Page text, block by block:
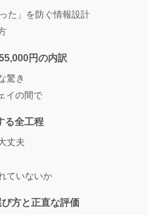
た」を防ぐ情報設計
円の内訳
驚き
イの間で
る全工程
丈夫
ていないか
方と正直な評価